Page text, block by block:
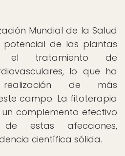
Mundial de la Salud
potencial de las plantas
el tratamiento de
lo que ha
de más
campo. La fitoterapia
complemento efectivo
estas afecciones,
científica sólida.